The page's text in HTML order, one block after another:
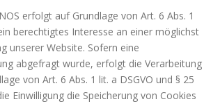
erfolgt auf Grundlage von Art. 6 Abs. 1
berechtigtes Interesse an einer möglichst
unserer Website. Sofern eine
abgefragt wurde, erfolgt die Verarbeitung
von Art. 6 Abs. 1 lit. a DSGVO und § 25
Einwilligung die Speicherung von Cookies